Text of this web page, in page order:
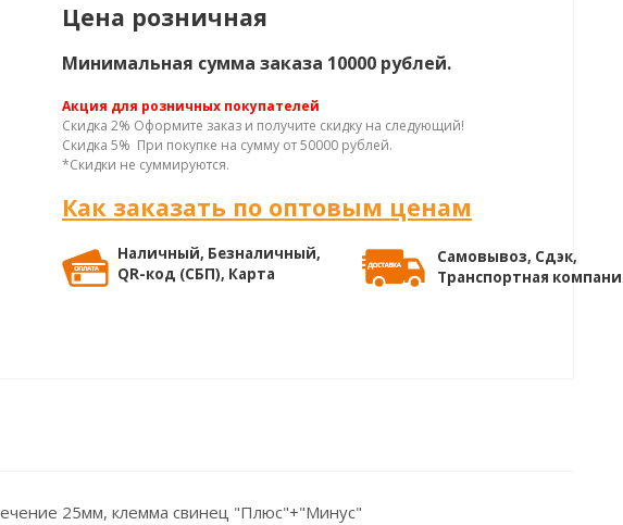
Цена розничная
Минимальная сумма заказа 10000 рублей.
Акция для розничных покупателей
Скидка 2% Оформите заказ и получите скидку на следующий!
Скидка 5% При покупке на сумму от 50000 рублей.
*Скидки не суммируются.
Как заказать по оптовым ценам
Наличный, Безналичный,
QR-код (СБП), Карта
Самовывоз, Сдэк,
Транспортная
25мм, клемма свинец "Плюс"+"Минус"